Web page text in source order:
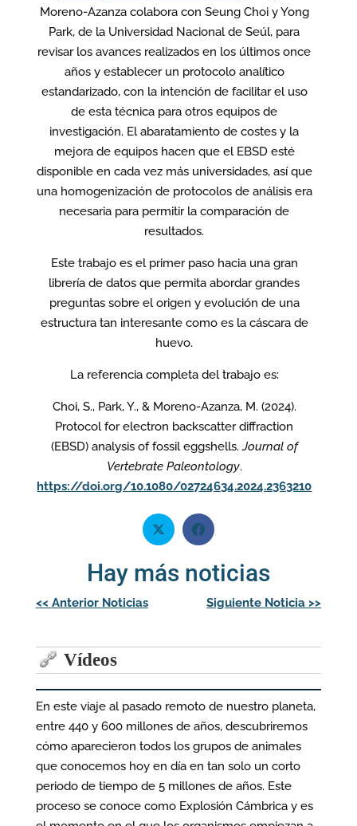
Moreno-Azanza colabora con Seung Choi y Yong
Park, de la Universidad Nacional de Seúl, para
revisar los avances realizados en los últimos once
años y establecer un protocolo analítico
estandarizado, con la intención de facilitar el uso
de esta técnica para otros equipos de
investigación. El abaratamiento de costes y la
mejora de equipos hacen que el EBSD esté
disponible en cada vez más universidades, así que
una homogenización de protocolos de análisis era
necesaria para permitir la comparación de
resultados.
Este trabajo es el primer paso hacia una gran
librería de datos que permita abordar grandes
preguntas sobre el origen y evolución de una
estructura tan interesante como es la cáscara de
huevo.
La referencia completa del trabajo es:
Choi, S., Park, Y., & Moreno-Azanza, M. (2024).
Protocol for electron backscatter diffraction
(EBSD) analysis of fossil eggshells.Journal of
Vertebrate Paleontology.
https://doi.org/10.1080/02724634.2024.2363210
Hay más noticias
Navegación
de
<< Anterior Noticias Siguiente Noticia >>
Vídeos
En este viaje al pasado remoto de nuestro planeta,
entre 440 y 600 millones de años, descubriremos
cómo aparecieron todos los grupos de animales
que conocemos hoy en día en tan solo un corto
periodo de tiempo de 5 millones de años. Este
proceso se conoce como Explosión Cámbrica y es